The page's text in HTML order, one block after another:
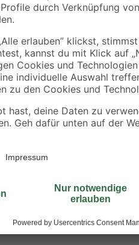
Rahmen sägerau
2000 x 58 x 38 mm
3,98 €
1,99 € / Meter
Arbeiten
von toom.
treiben.
Senkkopf
einen